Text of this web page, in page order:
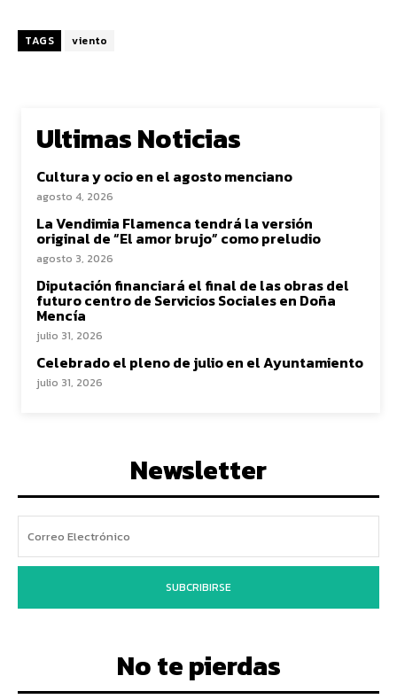
TAGS viento
Ultimas Noticias
Cultura y ocio en el agosto menciano
agosto 4, 2026
La Vendimia Flamenca tendrá la versión
original de “El amor brujo” como preludio
agosto 3, 2026
Diputación financiará el final de las obras del
futuro centro de Servicios Sociales en Doña
Mencía
julio 31, 2026
Celebrado el pleno de julio en el Ayuntamiento
julio 31, 2026
Newsletter
SUBCRIBIRSE
No te pierdas